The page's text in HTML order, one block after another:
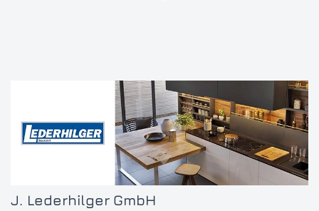
J. Lederhilger GmbH